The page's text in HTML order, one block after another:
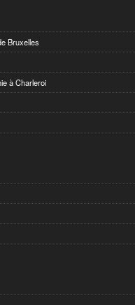
Bruxelles
à Charleroi